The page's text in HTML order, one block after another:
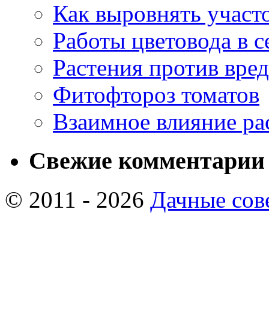
Как выровнять
Работы цветовода в
Растения против
Фитофтороз томатов
Взаимное влияние
Свежие комментарии
© 2011 - 2026 Дачные